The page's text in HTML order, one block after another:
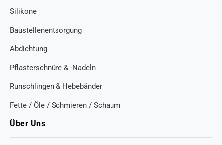
Silikone
Baustellenentsorgung
Abdichtung
Pflasterschnüre & -Nadeln
Runschlingen & Hebebänder
Fette / Öle / Schmieren / Schaum
Über Uns